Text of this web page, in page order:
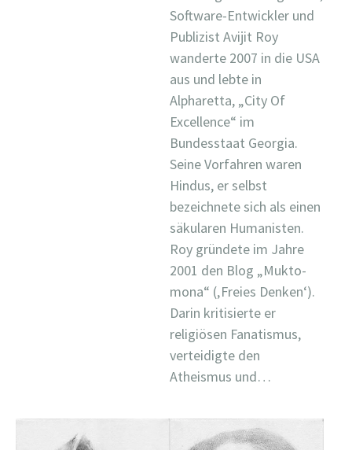
Software-Entwickler und
Publizist Avijit Roy
wanderte 2007 in die USA
aus und lebte in
Alpharetta, „City Of
Excellence“ im
Bundesstaat Georgia.
Seine Vorfahren waren
Hindus, er selbst
bezeichnete sich als einen
säkularen Humanisten.
Roy gründete im Jahre
2001 den Blog „Mukto-
mona“ (‚Freies Denken‘).
Darin kritisierte er
religiösen Fanatismus,
verteidigte den
Atheismus und…